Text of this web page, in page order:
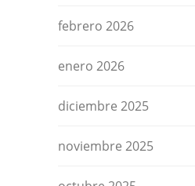
febrero 2026
enero 2026
diciembre 2025
noviembre 2025